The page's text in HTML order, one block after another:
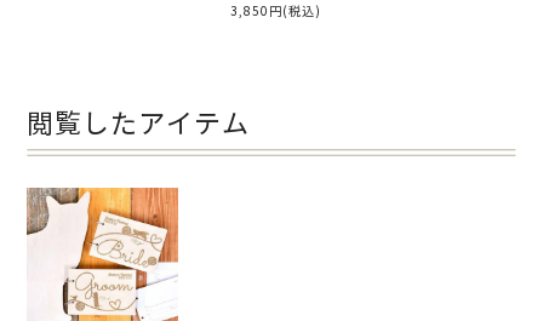
3,850円(税込)
閲覧したアイテム